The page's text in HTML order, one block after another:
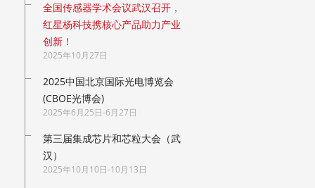
全国传感器学术会议武汉召开，
红星杨科技携核心产品助力产业
创新！
2025年10月27日
2025中国北京国际光电博览会
(CBOE光博会)
2025年6月25日-6月27日
第三届集成芯片和芯粒大会（武
汉）
2025年10月10日-10月13日